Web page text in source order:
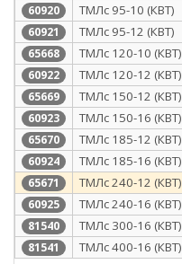
60920 ТМЛс 95-10 (КВТ)
60921 ТМЛс 95-12 (КВТ)
65668 ТМЛс 120-10 (КВТ)
60922 ТМЛс 120-12 (КВТ)
65669 ТМЛс 150-12 (КВТ)
60923 ТМЛс 150-16 (КВТ)
65670 ТМЛс 185-12 (КВТ)
60924 ТМЛс 185-16 (КВТ)
65671 ТМЛс 240-12 (КВТ)
60925 ТМЛс 240-16 (КВТ)
81540 ТМЛс 300-16 (КВТ)
81541 ТМЛс 400-16 (КВТ)